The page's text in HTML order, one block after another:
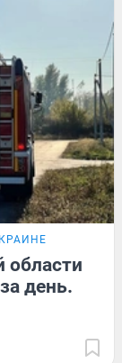
области
день.